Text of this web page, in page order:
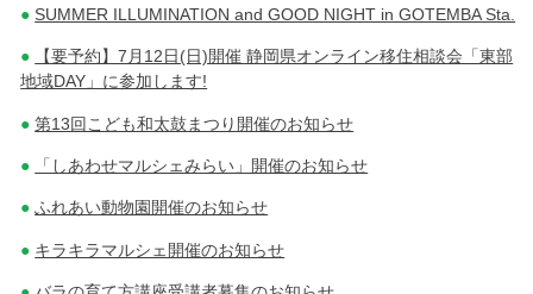
SUMMER ILLUMINATION and GOOD NIGHT in GOTEMBA Sta.
【要予約】7月12日(日)開催 静岡県オンライン移住相談会「東部
地域DAY」に参加します!
第13回こども和太鼓まつり開催のお知らせ
「しあわせマルシェみらい」開催のお知らせ
ふれあい動物園開催のお知らせ
キラキラマルシェ開催のお知らせ